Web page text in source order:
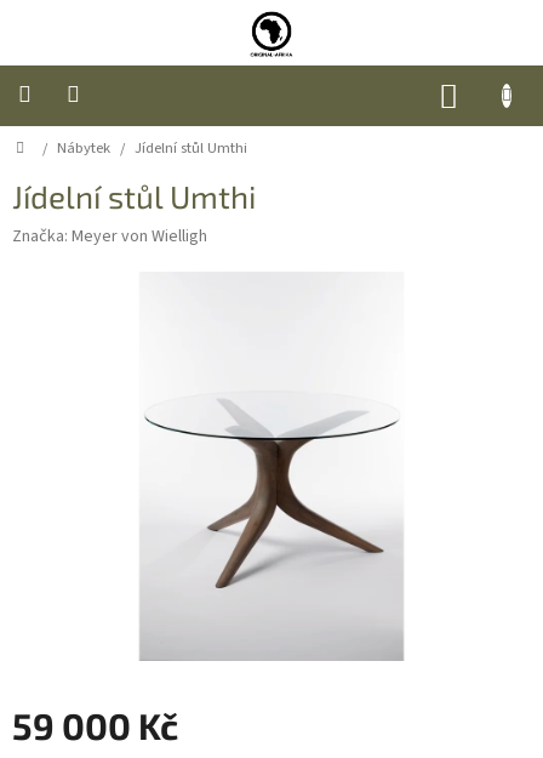
Úvod
Nábytek
Domů
/ Nábytek / Jídelní stůl Umthi
Jídelní stůl Umthi
Značka: Meyer von Wielligh
59 000 Kč